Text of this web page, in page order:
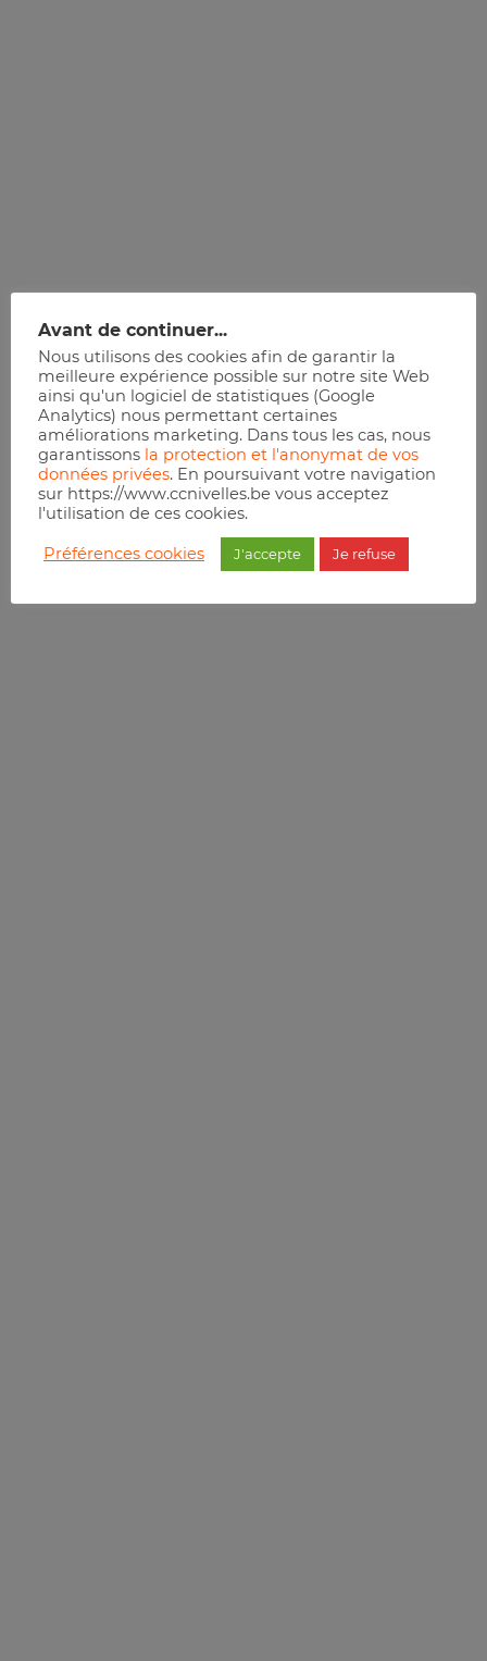
Avant de continuer...
Nous utilisons des cookies afin de garantir la
meilleure expérience possible sur notre site Web
ainsi qu'un logiciel de statistiques (Google
Analytics) nous permettant certaines
améliorations marketing. Dans tous les cas, nous
garantissons la protection et l'anonymat de vos
données privées. En poursuivant votre navigation
sur https://www.ccnivelles.be vous acceptez
l'utilisation de ces cookies.
Préférences cookies J'accepte Je refuse